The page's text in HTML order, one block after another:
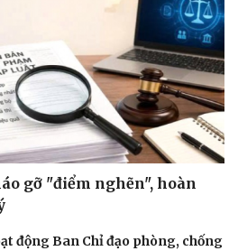
gỡ "điểm nghẽn", hoàn
động Ban Chỉ đạo phòng, chống